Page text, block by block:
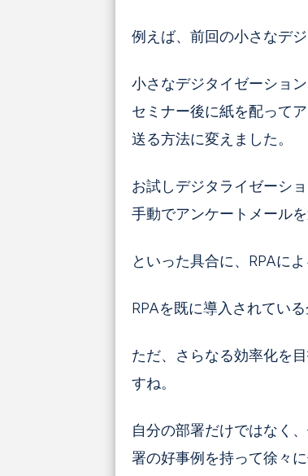
例えば、前回の小さなデ
小さなデジタイゼーション
セミナー後に紙を配って
送る方法に変えました。
お試しデジタライゼーショ
手動でアンケートメール
といった具合に、RPAに
RPAを既に導入されてい
ただ、さらなる効率化を
すね。
自分の部署だけではなく
署の好事例を持って徐々